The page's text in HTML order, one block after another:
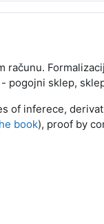
računu.
- pogojni sklep,
of inferece,
book), proof by